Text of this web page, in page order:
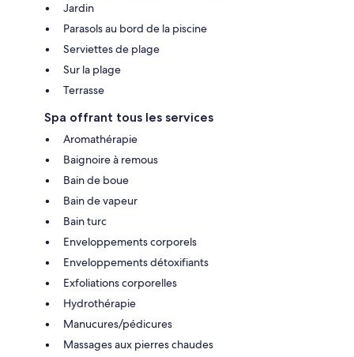
Jardin
Parasols au bord de la piscine
Serviettes de plage
Sur la plage
Terrasse
Spa offrant tous les services
Aromathérapie
Baignoire à remous
Bain de boue
Bain de vapeur
Bain turc
Enveloppements corporels
Enveloppements détoxifiants
Exfoliations corporelles
Hydrothérapie
Manucures/pédicures
Massages aux pierres chaudes